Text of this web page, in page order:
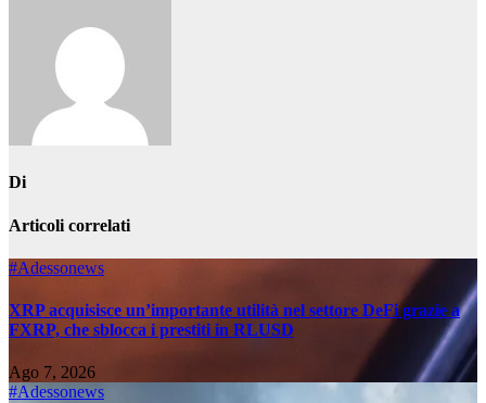
Di
Articoli correlati
#Adessonews
XRP acquisisce un’importante utilità nel settore DeFi grazie a
FXRP, che sblocca i prestiti in RLUSD
Ago 7, 2026
#Adessonews